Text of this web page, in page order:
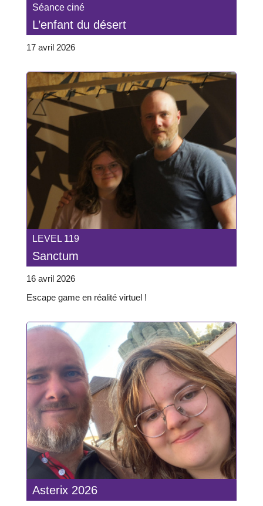
Séance ciné
L’enfant du désert
17 avril 2026
LEVEL 119
Sanctum
16 avril 2026
Escape game en réalité virtuel !
Asterix 2026